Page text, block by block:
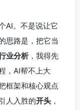
AI。不是说让它
思路是，把它当
业分析，我得先
，AI帮不上大
框架和核心观点
人入胜的开头 ，